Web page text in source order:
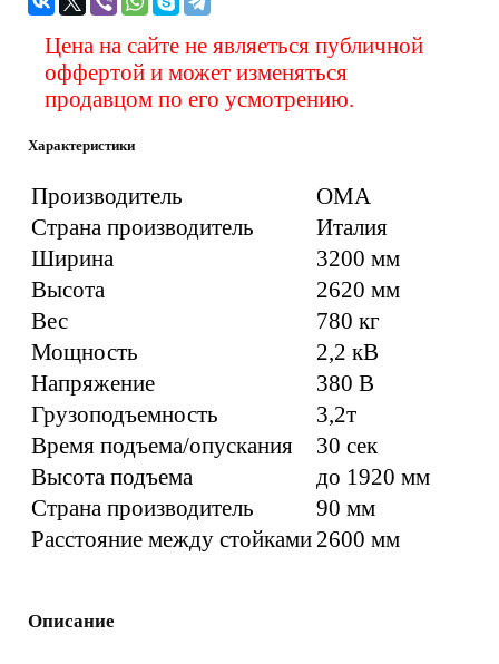
Цена на сайте не являеться публичной
оффертой и может изменяться
продавцом по его усмотрению.
Характеристики
Производитель
ОМА
Страна производитель
Италия
Ширина
3200 мм
Высота
2620 мм
Вес
780 кг
Мощность
2,2 кВ
Напряжение
380 В
Грузоподъемность
3,2т
Время подъема/опускания
30 сек
Высота подъема
до 1920 мм
Страна производитель
90 мм
Расстояние между стойками 2600 мм
Описание